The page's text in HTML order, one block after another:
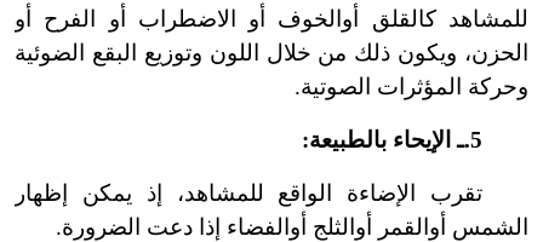
للمشاهد كالقلق أوالخوف أو الاضطراب أو الفرح أو
الحزن، ويكون ذلك من خلال اللون وتوزيع البقع الضوئية
وحركة المؤثرات الصوتية.
5.ـ الإيحاء بالطبيعة:
تقرب الإضاءة الواقع للمشاهد، إذ يمكن إظهار
الشمس أوالقمر أوالثلج أوالفضاء إذا دعت الضرورة.